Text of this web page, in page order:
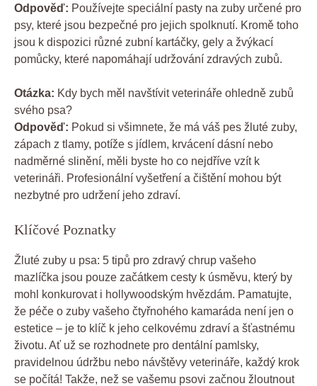
Odpověď: Používejte speciální pasty na zuby určené pro
psy, které jsou bezpečné pro jejich spolknutí. Kromě toho
jsou k dispozici různé zubní kartáčky, gely a žvýkací
pomůcky, které napomáhají udržování zdravých zubů.
Otázka: Kdy bych měl navštívit veterináře ohledně zubů
svého psa?
Odpověď: Pokud si všimnete, že má váš pes žluté zuby,
zápach z tlamy, potíže s jídlem, krvácení dásní nebo
nadměrné slinění, měli byste ho co nejdříve vzít k
veterináři. Profesionální vyšetření a čištění mohou být
nezbytné pro udržení jeho zdraví.
Klíčové Poznatky
Žluté zuby u psa: 5 tipů pro zdravý chrup vašeho
mazlíčka jsou pouze začátkem cesty k úsměvu, který by
mohl konkurovat i hollywoodským hvězdám. Pamatujte,
že péče o zuby vašeho čtyřnohého kamaráda není jen o
estetice – je to klíč k jeho celkovému zdraví a šťastnému
životu. Ať už se rozhodnete pro dentální pamlsky,
pravidelnou údržbu nebo návštěvy veterináře, každý krok
se počítá! Takže, než se vašemu psovi začnou žloutnout